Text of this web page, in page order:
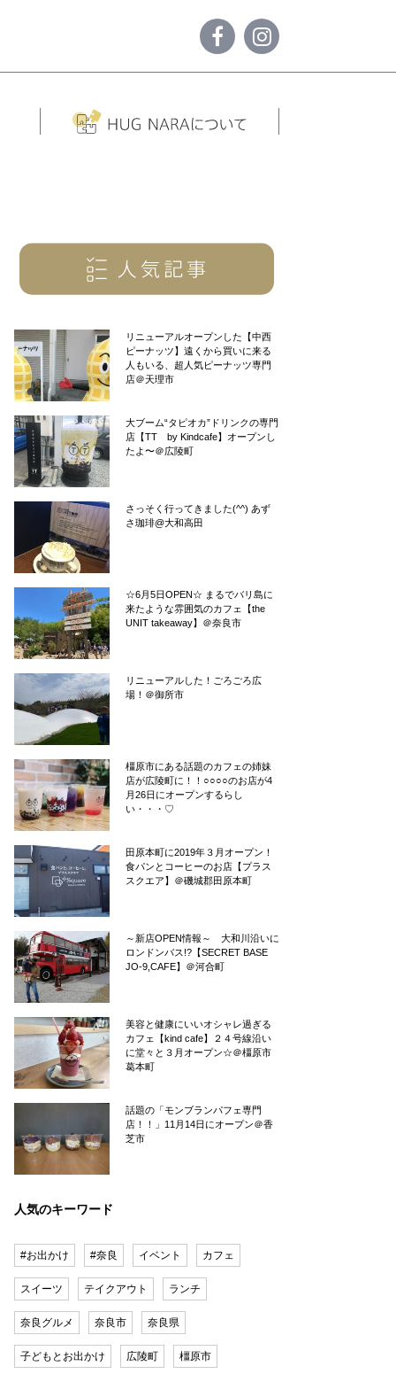
リニューアルオープンした【中西
ピーナッツ】遠くから買いに来る
人もいる、超人気ピーナッツ専門
店＠天理市
大ブーム“タピオカ”ドリンクの専門
店【TT by Kindcafe】オープンし
たよ〜＠広陵町
さっそく行ってきました(^^) あず
さ珈琲@大和高田
☆6月5日OPEN☆ まるでバリ島に
来たような雰囲気のカフェ【the
UNIT takeaway】＠奈良市
リニューアルした！ごろごろ広
場！＠御所市
橿原市にある話題のカフェの姉妹
店が広陵町に！！○○○○のお店が4
月26日にオープンするらし
い・・・♡
田原本町に2019年３月オープン！
食パンとコーヒーのお店【プラス
スクエア】＠磯城郡田原本町
～新店OPEN情報～ 大和川沿いに
ロンドンバス!?【SECRET BASE
JO-9,CAFE】＠河合町
美容と健康にいいオシャレ過ぎる
カフェ【kind cafe】２４号線沿い
に堂々と３月オープン☆＠橿原市
葛本町
話題の「モンブランパフェ専門
店！！」11月14日にオープン＠香
芝市
人気のキーワード
#お出かけ #奈良 イベント カフェ
スイーツ テイクアウト ランチ
奈良グルメ 奈良市 奈良県
子どもとお出かけ 広陵町 橿原市